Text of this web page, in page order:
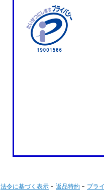
法令に基づく表示 返品特約 プラ